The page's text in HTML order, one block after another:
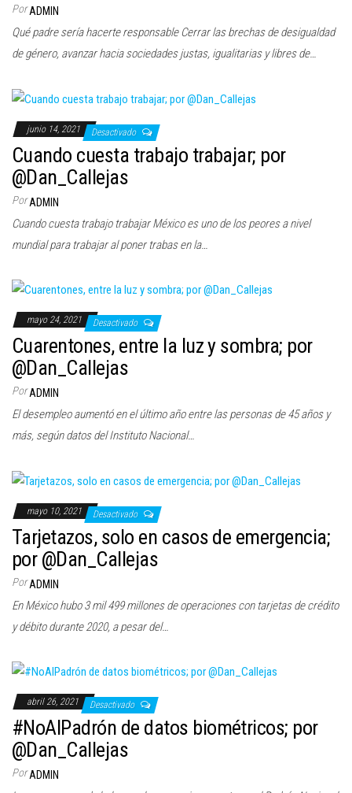
Por ADMIN
Qué padre sería hacerte responsable Cerrar las brechas de desigualdad
de género, avanzar hacia sociedades justas, igualitarias y libres de…
junio 14, 2021 Desactivado
Cuando cuesta trabajo trabajar; por
@Dan_Callejas
Por ADMIN
Cuando cuesta trabajo trabajar México es uno de los peores a nivel
mundial para trabajar al poner trabas en la…
mayo 24, 2021 Desactivado
Cuarentones, entre la luz y sombra; por
@Dan_Callejas
PorADMIN
El desempleo aumentó en el último año entre las personas de 45 años y
más, según datos del Instituto Nacional…
mayo 10, 2021 Desactivado
Tarjetazos, solo en casos de emergencia;
por @Dan_Callejas
Por ADMIN
En México hubo 3 mil 499 millones de operaciones con tarjetas de crédito
y débito durante 2020, a pesar del…
abril 26, 2021 Desactivado
#NoAlPadrón de datos biométricos; por
@Dan_Callejas
PorADMIN